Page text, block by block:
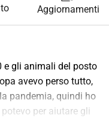
Aggiornamenti
e gli animali del posto
avevo perso tutto,
pandemia, quindi ho
per aiutare gli